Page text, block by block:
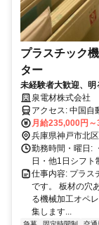
プラスチック
ター
未経験者大歓迎、明
泉電材株式会社
アクセス: 中国自動車道「神戸三田IC」近く、キリンビール神戸工場
前
月給235,000円～
兵庫県神戸市北区
勤務時間・曜日:
日・他1日シフ
仕事内容: プラス
です。 板材の穴
る機械加工オペ
集します...